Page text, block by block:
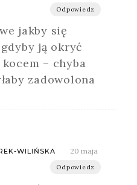
Odpowiedz
jakby się
gdyby ją okryć
– chyba
zadowolona
WILIŃSKA
20 maja
Odpowiedz